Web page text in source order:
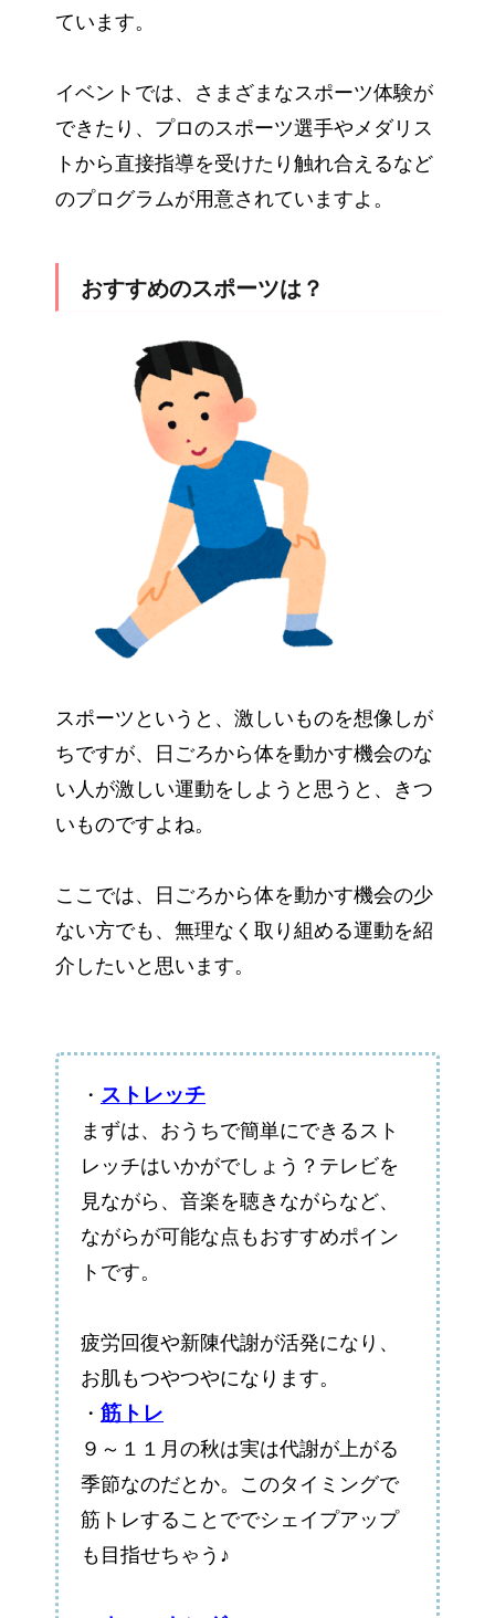
ています。
イベントでは、さまざまなスポーツ体験が
できたり、プロのスポーツ選手やメダリス
トから直接指導を受けたり触れ合えるなど
のプログラムが用意されていますよ。
おすすめのスポーツは？
スポーツというと、激しいものを想像しが
ちですが、日ごろから体を動かす機会のな
い人が激しい運動をしようと思うと、きつ
いものですよね。
ここでは、日ごろから体を動かす機会の少
ない方でも、無理なく取り組める運動を紹
介したいと思います。
・ ストレッチ
まずは、おうちで簡単にできるスト
レッチはいかがでしょう？テレビを
見ながら、音楽を聴きながらなど、
ながらが可能な点もおすすめポイン
トです。
疲労回復や新陳代謝が活発になり、
お肌もつやつやになります。
・ 筋トレ
９～１１月の秋は実は代謝が上がる
季節なのだとか。このタイミングで
筋トレすることででシェイプアップ
も目指せちゃう♪